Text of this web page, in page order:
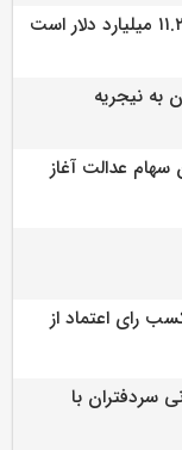
سهام عدالت آغاز
رای اعتماد از
سردفتران با